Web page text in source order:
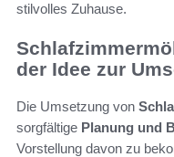
stilvolles Zuhause.
der Idee zur
Die Umsetzung von
sorgfältige Planung und
Vorstellung davon zu